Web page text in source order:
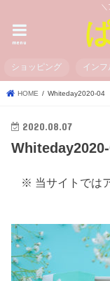
＼
menu
ショッピング インフ
HOME Whiteday2020-04
2020.08.07
※ 当サイトでは